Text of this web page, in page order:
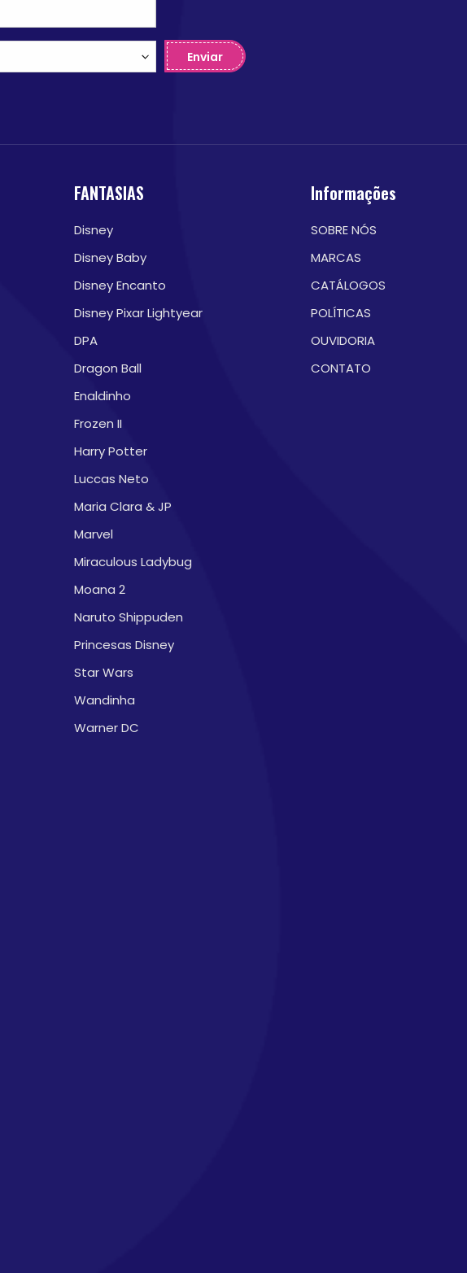
Enviar
FANTASIAS
Disney
Disney Baby
Disney Encanto
Disney Pixar Lightyear
DPA
Dragon Ball
Enaldinho
Frozen II
Harry Potter
Luccas Neto
Maria Clara & JP
Marvel
Miraculous Ladybug
Moana 2
Naruto Shippuden
Princesas Disney
Star Wars
Wandinha
Warner DC
Informações
SOBRE NÓS
MARCAS
CATÁLOGOS
POLÍTICAS
OUVIDORIA
CONTATO